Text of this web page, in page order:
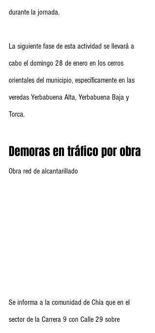
durante la jornada.
La siguiente fase de esta actividad se llevará a
cabo el domingo 28 de enero en los cerros
orientales del municipio, específicamente en las
veredas Yerbabuena Alta, Yerbabuena Baja y
Torca.
Demoras en tráfico por obra
Obra red de alcantarillado
Se informa a la comunidad de Chía que en el
sector de la Carrera 9 con Calle 29 sobre